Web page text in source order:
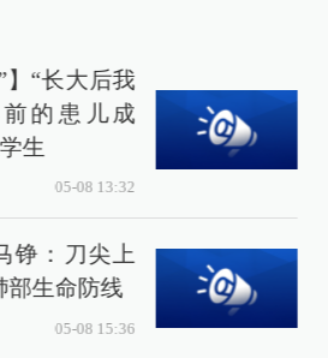
】“长大后我
的患儿成
生
05-08 13:32
铮：刀尖上
部生命防线
05-08 15:36